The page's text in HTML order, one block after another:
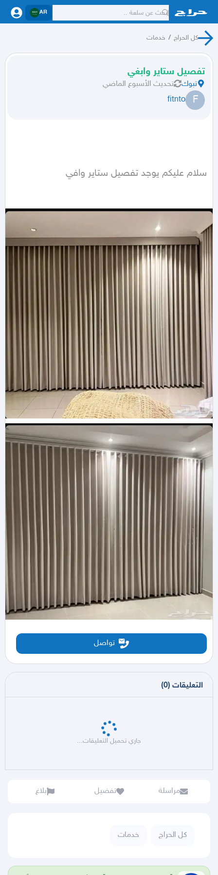
AR
كل الحراج / خدمات
تفصيل ستاير وابغي
تبوك تحديث الأسبوع الماضي
F
fitnto
سلام عليكم يوجد تفصيل ستاير وافي
تواصل
التعليقات (
0
)
جاري تحميل التعليقات...
مراسلة تفضيل بلاغ
كل الحراج خدمات